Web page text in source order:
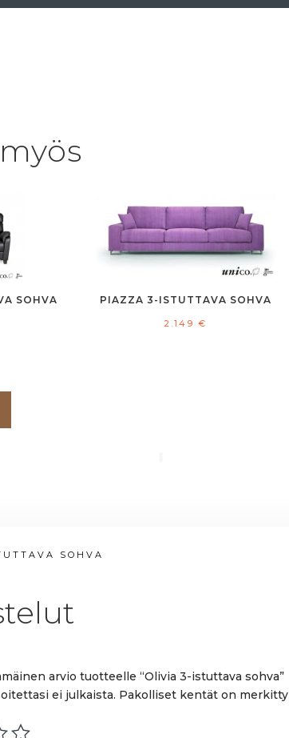
SOHVA PIAZZA 3-ISTUTTAVA SOHVA
2.149€
SOHVA
arvio tuotteelle “Olivia 3-istuttava sohva”
ei julkaista. Pakolliset kentät on merkitty